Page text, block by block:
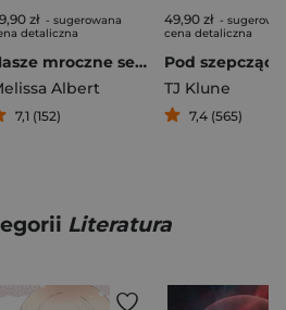
zł - sugerowana
detaliczna
Nasze mroczne serca
Albert
7,1 (152)
49,90 zł -
cena detaliczna
TJ Klune
7,4 (565)
Literatura